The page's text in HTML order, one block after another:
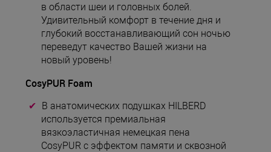
в области шеи и головных болей.
Удивительный комфорт в течение дня и
глубокий восстанавливающий сон ночью
переведут качество Вашей жизни на
новый уровень!
CosyPUR Foam
В анатомических подушках HILBERD
используется премиальная
вязкоэластичная немецкая пена
CosyPUR с эффектом памяти и сквозной